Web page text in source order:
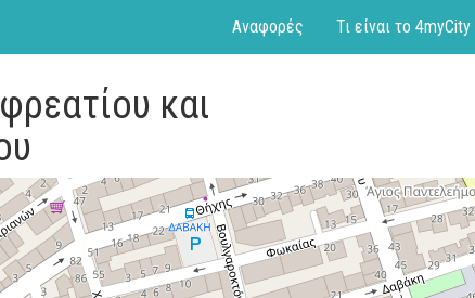
Αναφορές Τι είναι το 4myCity
και